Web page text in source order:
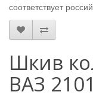
соответствует
Шкив
ВАЗ